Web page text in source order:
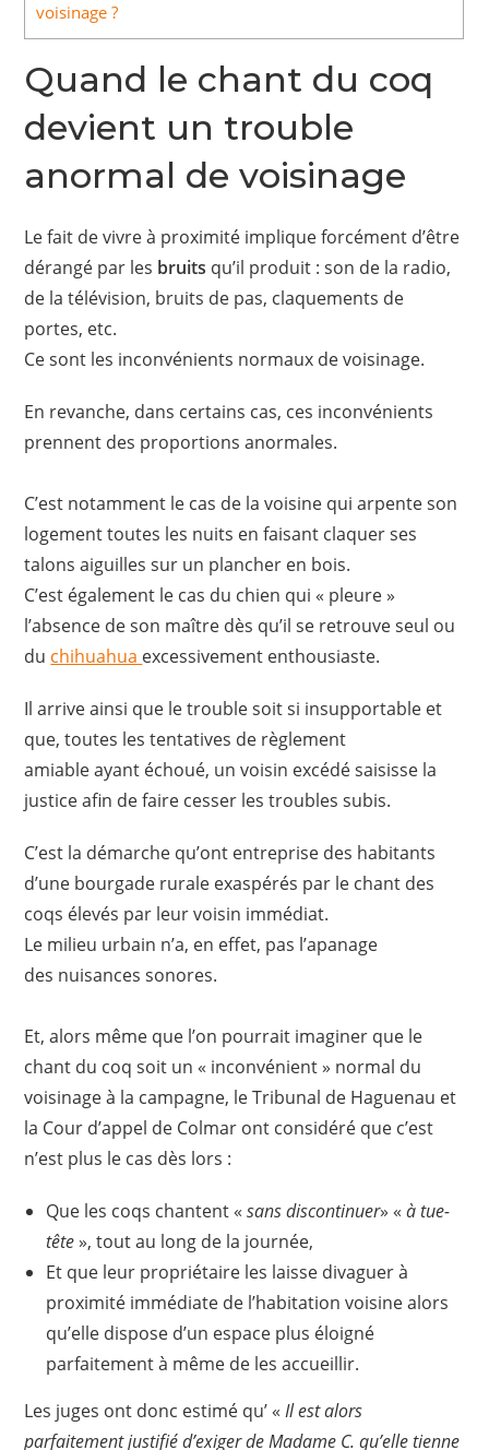
voisinage ?
Quand le chant du coq
devient un trouble
anormal de voisinage
Le fait de vivre à proximité implique forcément d’être
dérangé par les bruits qu’il produit : son de la radio,
de la télévision, bruits de pas, claquements de
portes, etc.
Ce sont les inconvénients normaux de voisinage.
En revanche, dans certains cas, ces inconvénients
prennent des proportions anormales.
C’est notamment le cas de la voisine qui arpente son
logement toutes les nuits en faisant claquer ses
talons aiguilles sur un plancher en bois.
C’est également le cas du chien qui « pleure »
l’absence de son maître dès qu’il se retrouve seul ou
du chihuahua excessivement enthousiaste.
Il arrive ainsi que le trouble soit si insupportable et
que, toutes les tentatives de règlement
amiable ayant échoué, un voisin excédé saisisse la
justice afin de faire cesser les troubles subis.
C’est la démarche qu’ont entreprise des habitants
d’une bourgade rurale exaspérés par le chant des
coqs élevés par leur voisin immédiat.
Le milieu urbain n’a, en effet, pas l’apanage
des nuisances sonores.
Et, alors même que l’on pourrait imaginer que le
chant du coq soit un « inconvénient » normal du
voisinage à la campagne, le Tribunal de Haguenau et
la Cour d’appel de Colmar ont considéré que c’est
n’est plus le cas dès lors :
Que les coqs chantent «sans discontinuer» «à tue-
tête», tout au long de la journée,
Et que leur propriétaire les laisse divaguer à
proximité immédiate de l’habitation voisine alors
qu’elle dispose d’un espace plus éloigné
parfaitement à même de les accueillir.
Les juges ont donc estimé qu’ «Il est alors
parfaitement justifié d’exiger de Madame C. qu’elle tienne